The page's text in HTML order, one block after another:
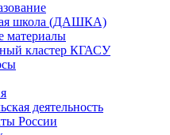
школа (ДАШКА)
материалы
кластер КГАСУ
деятельность
России